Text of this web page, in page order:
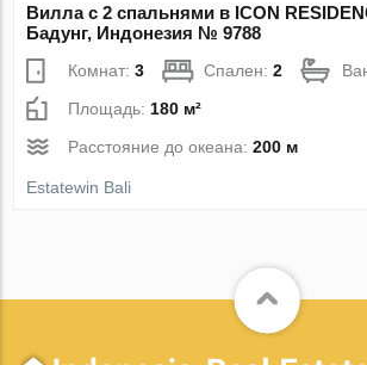
Вилла с 2 спальнями в ICON
Бадунг, Индонезия № 9788
Комнат:3 Спален:2
Площадь: 180 м²
Расстояние до океана:200 м
Estatewin Bali